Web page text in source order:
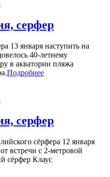
серфер
13 января наступить на
40-летнему
в акватории пляжа
Подробнее
серфер
сёрфера 12 января
встречи с 2-метровой
сёрфер Клаус